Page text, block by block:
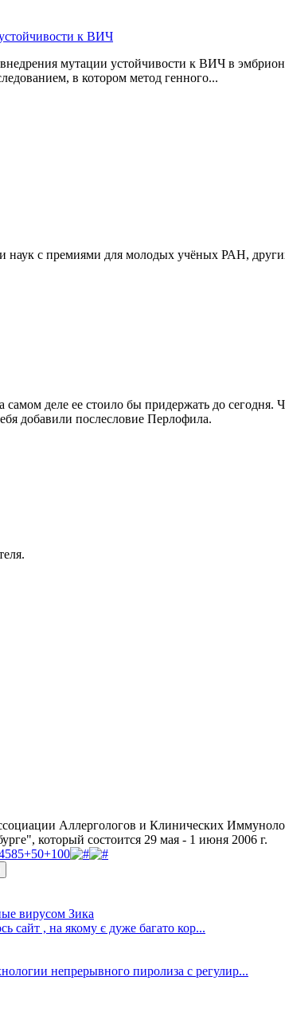
к ВИЧ
мутации устойчивости к ВИЧ в
в котором метод генного...
наук с премиями для молодых учёных РАН,
самом деле ее стоило бы придержать до
добавили послесловие Перлофила.
Аллергологов и Клинических
который состоится 29 мая - 1 июня 2006 г.
585+50+100
вирусом Зика
сайт , на якому є дуже багато кор...
непрерывного пиролиза с регулир...